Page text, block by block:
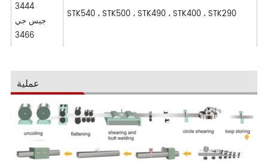
3444
جيس جي
3466
STK540 ، STK500 ، STK490 ، STK400 ، STK290
عملية